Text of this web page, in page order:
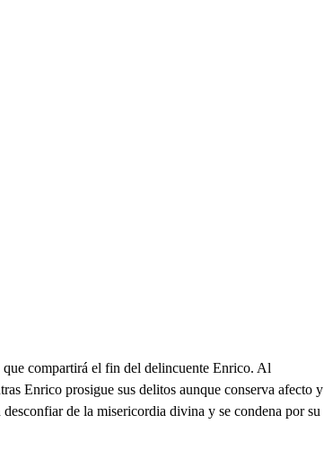
que compartirá el fin del delincuente Enrico. Al
Enrico prosigue sus delitos aunque conserva afecto y
de la misericordia divina y se condena por su